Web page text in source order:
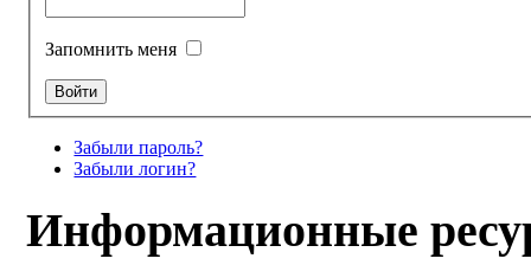
Запомнить меня
Забыли пароль?
Забыли логин?
Информационные